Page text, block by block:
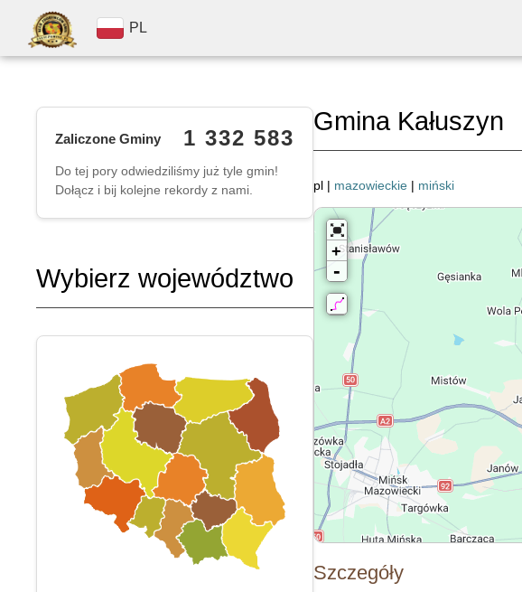
PL
Zaliczone Gminy 1 332 583
Do tej pory odwiedziliśmy już tyle gmin!
Dołącz i bij kolejne rekordy z nami.
Wybierz województwo
Gmina Kałuszyn
pl | mazowieckie| miński
+
-
Szczegóły